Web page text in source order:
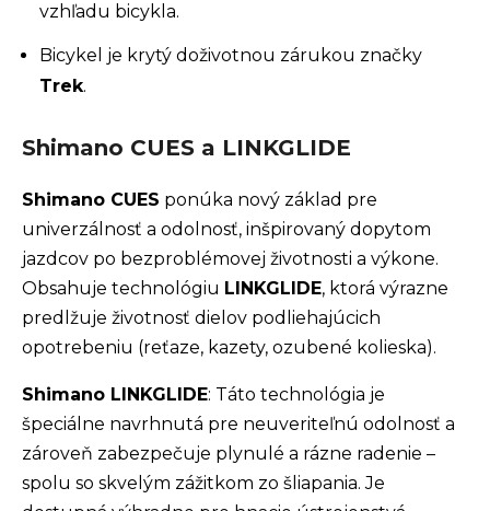
vzhľadu bicykla.
Bicykel je krytý doživotnou zárukou značky
Trek.
Shimano CUES a LINKGLIDE
Shimano CUES ponúka nový základ pre
univerzálnosť a odolnosť, inšpirovaný dopytom
jazdcov po bezproblémovej životnosti a výkone.
Obsahuje technológiu LINKGLIDE, ktorá výrazne
predlžuje životnosť dielov podliehajúcich
opotrebeniu (reťaze, kazety, ozubené kolieska).
Shimano LINKGLIDE: Táto technológia je
špeciálne navrhnutá pre neuveriteľnú odolnosť a
zároveň zabezpečuje plynulé a rázne radenie –
spolu so skvelým zážitkom zo šliapania. Je